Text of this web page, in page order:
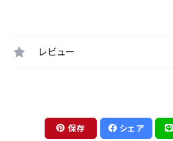
レビュー
保存 シェア